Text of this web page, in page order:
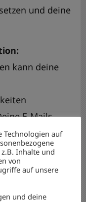
und deine
kann deine
E-Mails
wieder zu
dir.
Technologien auf
Inhalte und
von
auf unsere
und deine